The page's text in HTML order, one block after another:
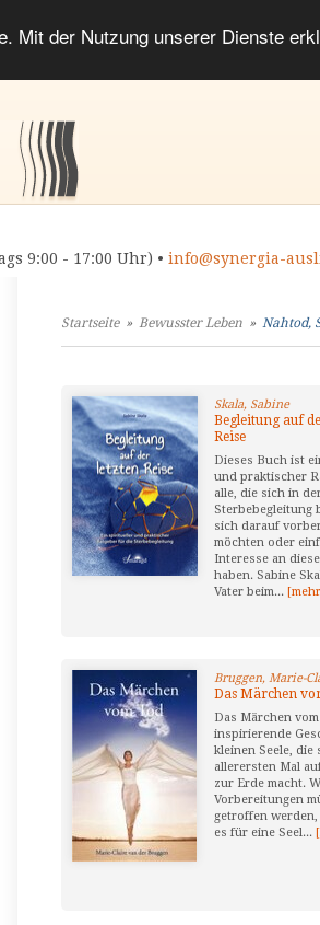
Mit der Nutzung unserer Dienste
9:00 - 17:00 Uhr) • info@synergia-
Startseite» Bewusster Leben » Nahtod,
Skala, Sabine
Begleitung auf
Reise
Dieses Buch ist
und praktischer
alle, die sich in
Sterbebegleitung
sich darauf
möchten oder
Interesse an
haben. Sabine
Vater beim...
Bruggen, Marie-
Das Märchen
Das Märchen
inspirierende
kleinen Seele, die
allerersten Mal
zur Erde macht.
Vorbereitungen
getroffen
es für eine Seel...